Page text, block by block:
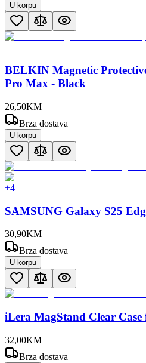
U korpu
BELKIN Magnetic
Pro Max - Black
26,50KM
Brza dostava
U korpu
+4
SAMSUNG Galaxy S25
30,90KM
Brza dostava
U korpu
iLera MagStand Clear Case
32,00KM
Brza dostava